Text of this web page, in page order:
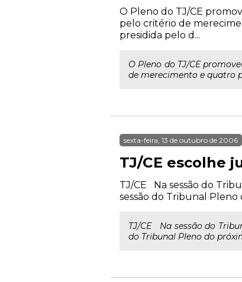
O Pleno do TJ/CE
pelo critério de
presidida pelo d...
O Pleno do TJ/CE
de merecimento e quatro
sexta-feira, 13 de outubro de 2006
TJ/CE escolhe
TJ/CE Na sessão do
sessão do Tribunal Pleno
TJ/CE Na sessão do
do Tribunal Pleno do